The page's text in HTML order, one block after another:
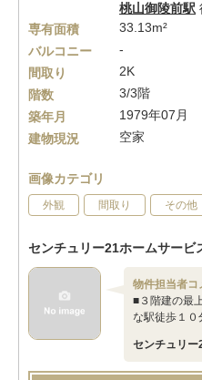
桃山御陵前駅
専有面積
33.13m²
バルコニー
-
間取り
2K
階数
3/3階
築年月
1979年07月
建物現況
空家
画像カテゴリ
外観 間取り その他
センチュリー21ホームサービ
物件担当者コ
■３階建の最
な駅徒歩１０
センチュリー